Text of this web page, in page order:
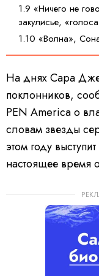
1.9 «Ничего не
закулисье,
1.10 «Волна»,
На днях Сара
поклонников,
PEN America о
словам звезды
этом году
настоящее время